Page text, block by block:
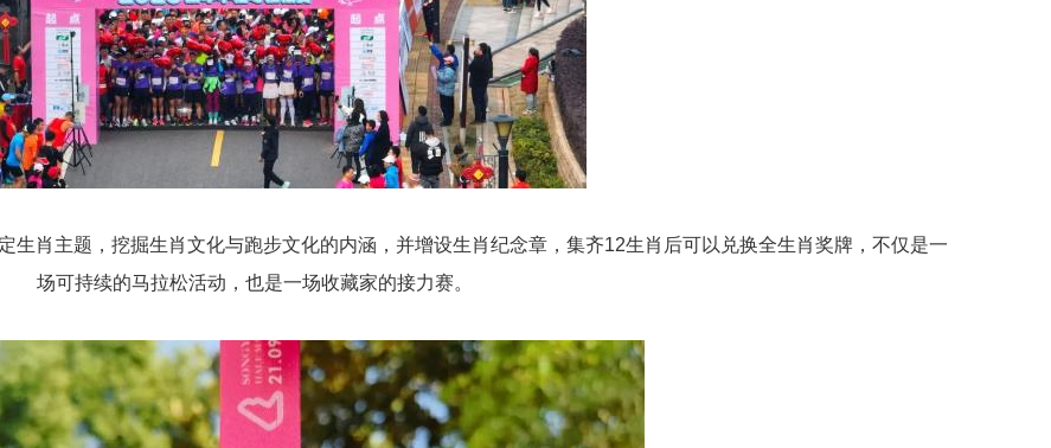
生肖主题，挖掘生肖文化与跑步文化的内涵，并增设生肖纪念章，集齐12生肖后可以兑换全生肖奖牌，不仅是一
场可持续的马拉松活动，也是一场收藏家的接力赛。